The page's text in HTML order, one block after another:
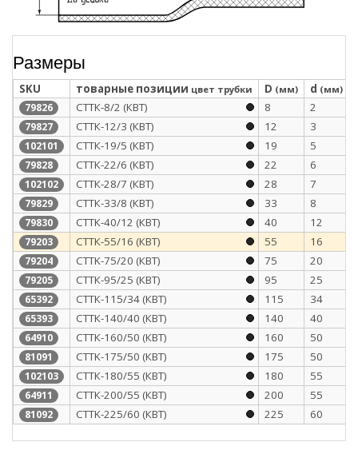
Размеры
SKU товарные позиции цвет трубки D (мм) d (мм)
79826 СТТК-8/2 (КВТ) 8 2
79827 СТТК-12/3 (КВТ) 12 3
102101 СТТК-19/5 (КВТ) 19 5
79828 СТТК-22/6 (КВТ) 22 6
102102 СТТК-28/7 (КВТ) 28 7
79829 СТТК-33/8 (КВТ) 33 8
79830 СТТК-40/12 (КВТ) 40 12
79203 СТТК-55/16 (КВТ) 55 16
79204 CTTK-75/20 (КВТ) 75 20
79205 СТТК-95/25 (КВТ) 95 25
65392 СТТК-115/34 (КВТ) 115 34
65393 СТТК-140/40 (КВТ) 140 40
64910 СТТК-160/50 (КВТ) 160 50
81091 CTTK-175/50 (КВТ) 175 50
102103 СТТК-180/55 (КВТ) 180 55
64911 СТТК-200/55 (КВТ) 200 55
81092 CTTK-225/60 (КВТ) 225 60